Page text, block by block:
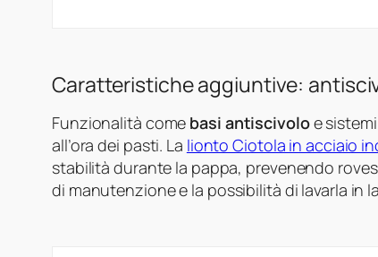
Caratteristiche aggiuntive:
Funzionalità come basi antiscivoloe
all’ora dei pasti. La lionto Ciotola in acciaio
stabilità durante la pappa, prevenendo
di manutenzione e la possibilità di lavarla in